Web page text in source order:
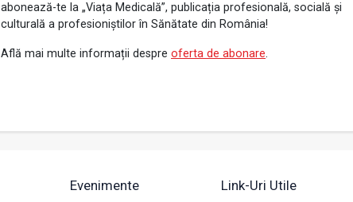
abonează-te la „Viața Medicală”, publicația profesională, socială și
culturală a profesioniștilor în Sănătate din România!
Află mai multe informații despre oferta de abonare.
Evenimente Link-Uri Utile